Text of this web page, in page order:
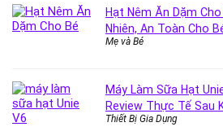
Hạt Nêm Ăn Dặm
Nhiên, An Toàn Cho
Mẹ và Bé
Máy Làm Sữa Hạt
Review Thực Tế Sau
Thiết Bị Gia Dụng